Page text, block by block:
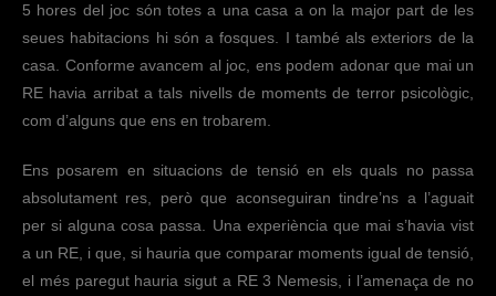
5 hores del joc són totes a una casa a on la major part de les
seues habitacions hi són a fosques. I també als exteriors de la
casa. Conforme avancem al joc, ens podem adonar que mai un
RE havia arribat a tals nivells de moments de terror psicològic,
com d’alguns que ens en trobarem.
Ens posarem en situacions de tensió en els quals no passa
absolutament res, però que aconseguiran tindre’ns a l’aguait
per si alguna cosa passa. Una experiència que mai s’havia vist
a un RE, i que, si hauria que comparar moments igual de tensió,
el més paregut hauria sigut a RE 3 Nemesis, i l’amenaça de no